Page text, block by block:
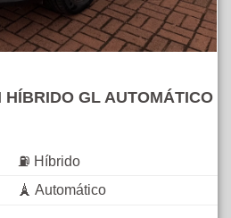
HÍBRIDO GL AUTOMÁTICO
⛽ Híbrido
🗼 Automático